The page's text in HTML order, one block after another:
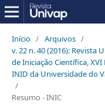
Início / Arquivos /
v. 22 n. 40 (2016): Revista
de Iniciação Científica, XVI
INID da Universidade do
/
Resumo - INIC